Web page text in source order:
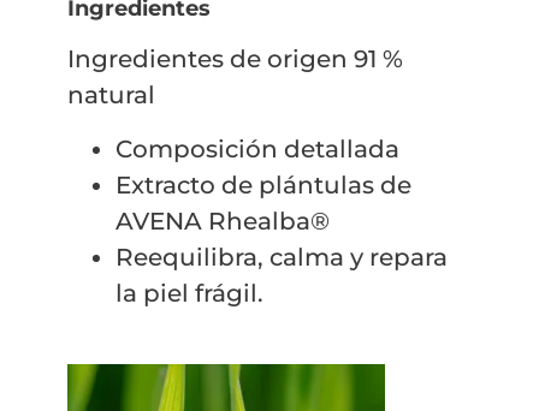
Ingredientes
Ingredientes de origen 91 %
natural
Composición detallada
Extracto de plántulas de
AVENA Rhealba®
Reequilibra, calma y repara
la piel frágil.